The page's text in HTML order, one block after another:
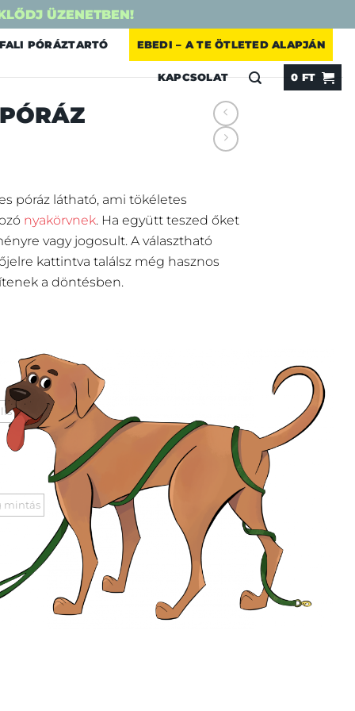
ÜZENETBEN!
FALI PÓRÁZTARTÓ EBEDI – A TE ÖTLETED ALAPJÁN
KAPCSOLAT 0 FT
póráz látható, ami tökéletes
nyakörvnek. Ha együtt teszed őket
vagy jogosult. A választható
kattintva találsz még hasznos
a döntésben.
mintás